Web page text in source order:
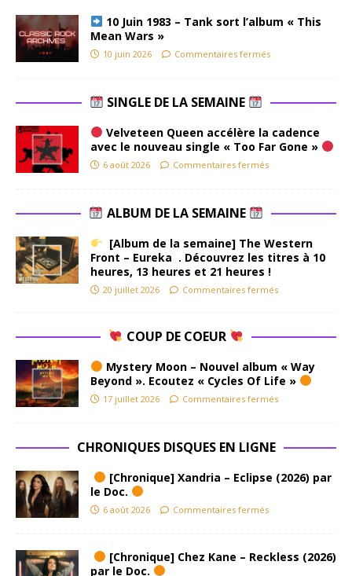
10 Juin 1983 – Tank sort l’album « This
Mean Wars »
10 juin 2026 Commentaires fermés
SINGLE DE LA SEMAINE
Velveteen Queen accélère la cadence
avec le nouveau single « Too Far Gone »
6 août 2026 Commentaires fermés
ALBUM DE LA SEMAINE
[Album de la semaine] The Western
Front – Eureka . Découvrez les titres à 10
heures, 13 heures et 21 heures !
20 juillet 2026 Commentaires fermés
COUP DE COEUR
Mystery Moon – Nouvel album « Way
Beyond ». Ecoutez « Cycles Of Life »
17 juillet 2026 Commentaires fermés
CHRONIQUES DISQUES EN LIGNE
[Chronique] Xandria – Eclipse (2026) par
le Doc.
6 août 2026 Commentaires fermés
[Chronique] Chez Kane – Reckless (2026)
par le Doc.